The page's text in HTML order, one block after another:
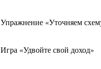
Упражнение «Уточняем
Игра «Удвойте свой доход»